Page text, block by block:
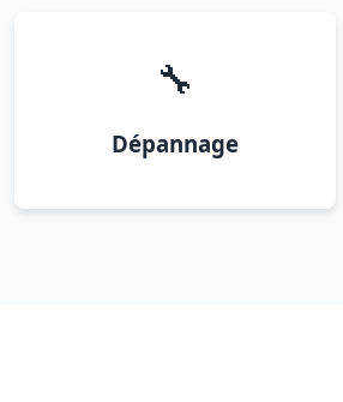
🔧
Dépannage